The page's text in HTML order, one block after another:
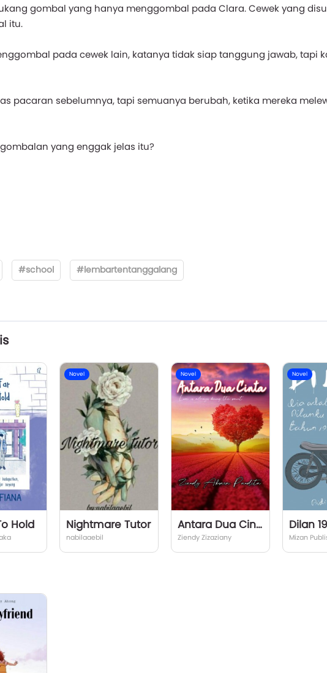
gombal yang hanya menggombal pada Clara. Cewek yang
itu.
pada cewek lain, katanya tidak siap tanggung jawab, tapi
pacaran sebelumnya, tapi semuanya berubah, ketika mereka
yang enggak jelas itu?
#school #lembartentanggalang
Hold
Novel
Nightmare Tutor
nabilaaebil
Novel
Antara Dua Cinta
Ziendy Zizaziany
Novel
Dilan
Mizan